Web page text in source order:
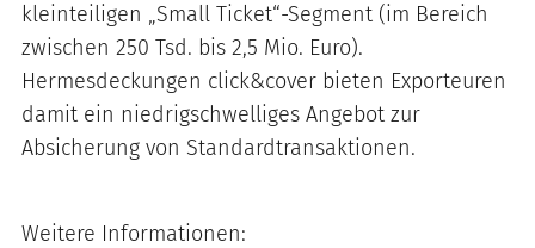
kleinteiligen „Small Ticket“-Segment (im Bereich
zwischen 250 Tsd. bis 2,5 Mio. Euro).
Hermesdeckungen click&cover bieten Exporteuren
damit ein niedrigschwelliges Angebot zur
Absicherung von Standardtransaktionen.
Weitere Informationen: